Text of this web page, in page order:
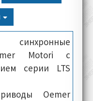
Motori с
серии LTS
Oemer